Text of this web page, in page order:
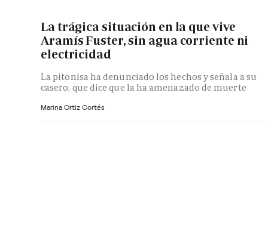
La trágica situación en la que vive
Aramís Fuster, sin agua corriente ni
electricidad
La pitonisa ha denunciado los hechos y señala a su
casero, que dice que la ha amenazado de muerte
Marina Ortiz Cortés